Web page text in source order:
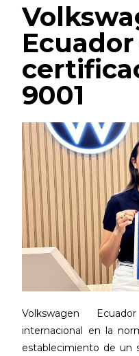
9001
Volkswagen
internacional en la
establecimiento de un